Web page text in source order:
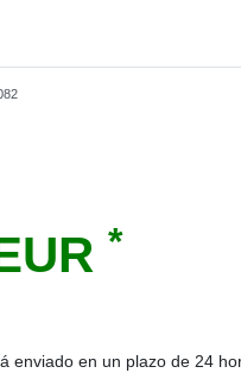
*
enviado en un plazo de 24